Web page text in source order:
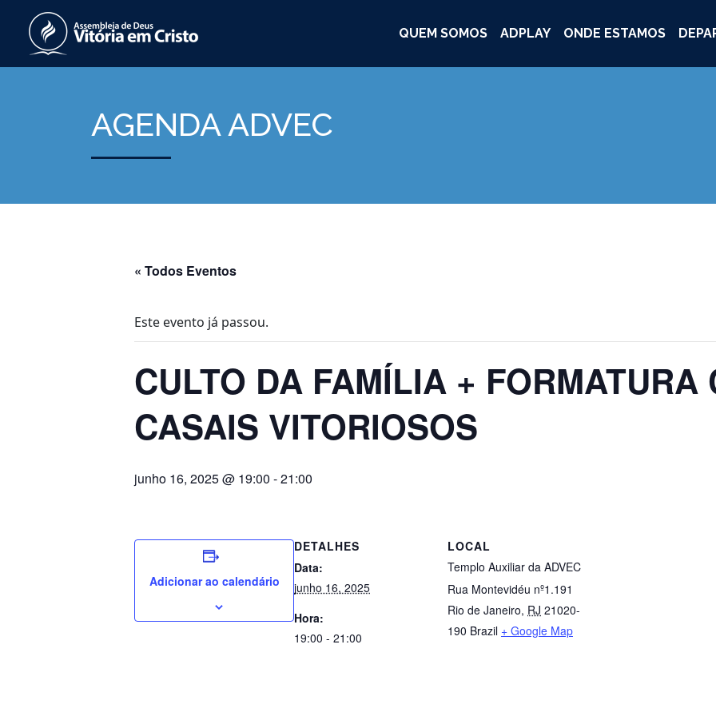
QUEM SOMOS ADPLAY ONDE ESTAMOS
AGENDA ADVEC
« Todos Eventos
Este evento já passou.
CULTO DA FAMÍLIA + FORMATURA
CASAIS VITORIOSOS
junho 16, 2025 @ 19:00 -21:00
Adicionar ao calendário
DETALHES
Data:
junho 16, 2025
Hora:
19:00 - 21:00
LOCAL
Templo Auxiliar da ADVEC
Rua Montevidéu nº1.191
Rio de Janeiro, RJ 21020-
190 Brazil + Google Map